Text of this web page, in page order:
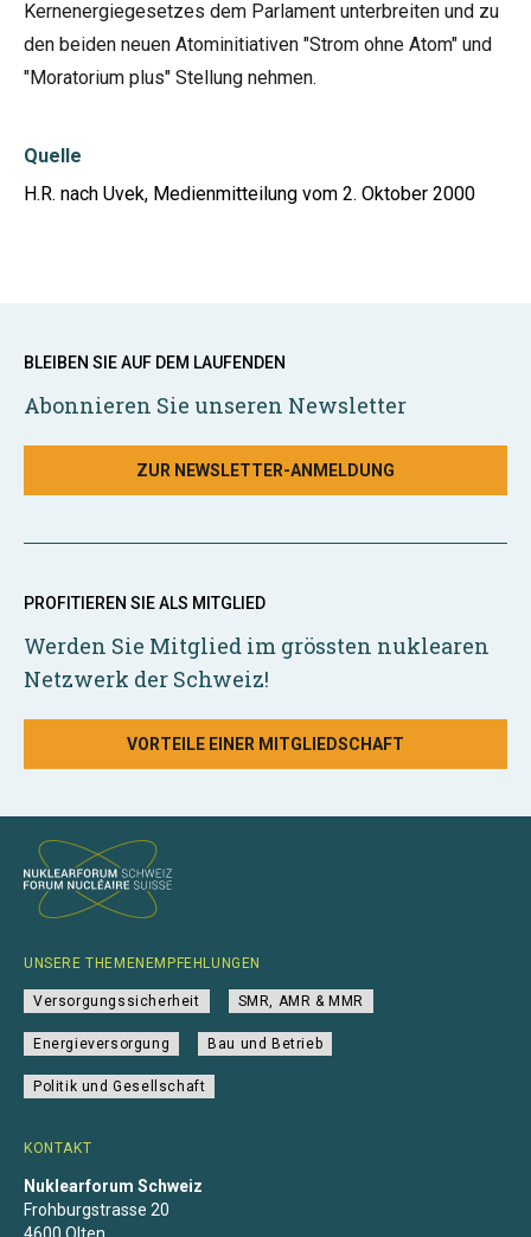
Kernenergiegesetzes dem Parlament unterbreiten und zu
den beiden neuen Atominitiativen "Strom ohne Atom" und
"Moratorium plus" Stellung nehmen.
Quelle
H.R. nach Uvek, Medienmitteilung vom 2. Oktober 2000
BLEIBEN SIE AUF DEM LAUFENDEN
Abonnieren Sie unseren Newsletter
ZUR NEWSLETTER-ANMELDUNG
PROFITIEREN SIE ALS MITGLIED
Werden Sie Mitglied im grössten nuklearen
Netzwerk der Schweiz!
VORTEILE EINER MITGLIEDSCHAFT
KONTAKT
Nuklearforum Schweiz
Frohburgstrasse 20
UNSERE THEMENEMPFEHLUNGEN
Versorgungssicherheit SMR, AMR & MMR
Energieversorgung Bau und Betrieb
Politik und Gesellschaft